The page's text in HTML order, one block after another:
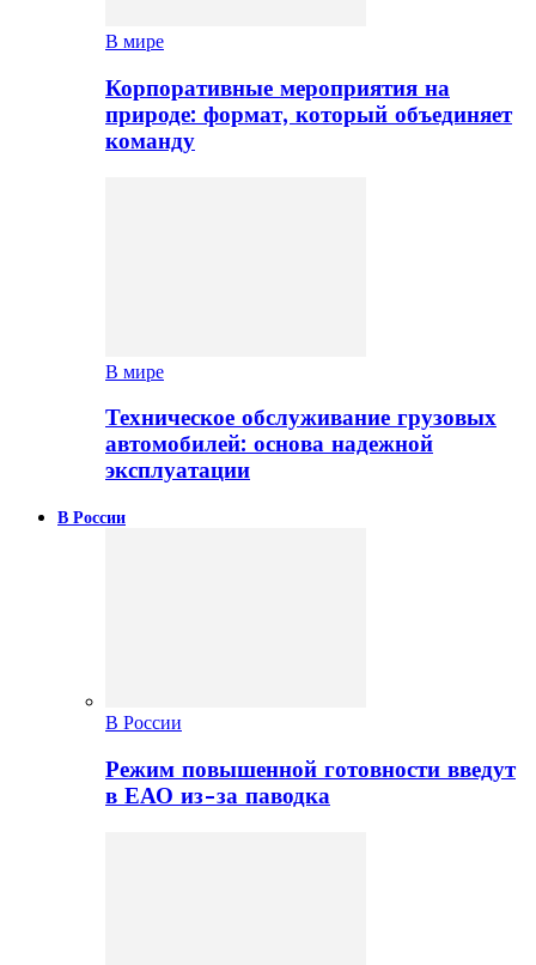
В мире
Корпоративные мероприятия на
природе: формат, который объединяет
команду
В мире
Техническое обслуживание грузовых
автомобилей: основа надежной
эксплуатации
В России
В России
Режим повышенной готовности введут
в ЕАО из-за паводка